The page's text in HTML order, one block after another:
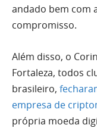
andado bem com
compromisso.
Além disso, o
Fortaleza, todos
brasileiro,
empresa de
própria moeda